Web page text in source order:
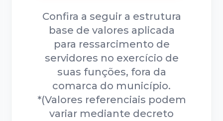
Confira a seguir a estrutura
base de valores aplicada
para ressarcimento de
servidores no exercício de
suas funções, fora da
comarca do município.
*(Valores referenciais podem
variar mediante decreto